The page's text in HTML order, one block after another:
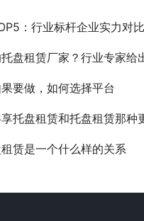
：行业标杆企业实力对比
盘租赁厂家？行业专家给
要做，如何选择平台
盘租赁和托盘租赁那种更适合
赁是一个什么样的关系